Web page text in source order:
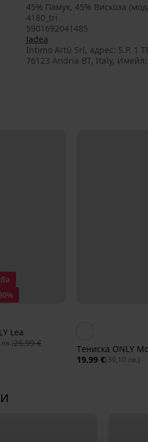
45% Памук, 45% Вискоза
4180_tri
5901692041485
Jadea
Intimo Artù Srl, aдрес: S.P. 1
76123 Andria BT, Italy,
Lea
26,99 €
Тениска ONLY
19,99 €(39,10 лв.)